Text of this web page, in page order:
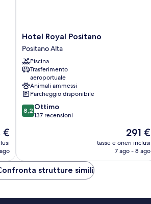
€
Hotel
Royal
Positano
Positano
Alta
Hotel Royal Positano
Positano Alta
Piscina
Trasferimento
aeroportuale
Animali ammessi
Parcheggio disponibile
8.2
su
8,2 Ottimo
137 recensioni
Il
prezzo
attuale
291 €
tasse e oneri inclusi
7 ago - 8 ago
strutture simili